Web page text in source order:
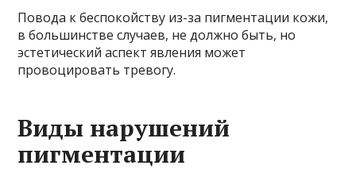
Повода к беспокойству из-за пигментации кожи,
в большинстве случаев, не должно быть, но
эстетический аспект явления может
провоцировать тревогу.
Виды нарушений
пигментации